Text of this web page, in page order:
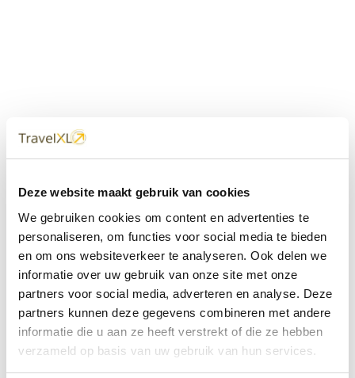
Deze website maakt gebruik van cookies
We gebruiken cookies om content en advertenties te
personaliseren, om functies voor social media te bieden
en om ons websiteverkeer te analyseren. Ook delen we
informatie over uw gebruik van onze site met onze
partners voor social media, adverteren en analyse. Deze
partners kunnen deze gegevens combineren met andere
informatie die u aan ze heeft verstrekt of die ze hebben
verzameld op basis van uw gebruik van hun services.
dichtbij
Met 60+ verkooppunten in Nederland en België staan wij
met onze XL Travelcenters, mobiele reisadviseurs van
TravelXL@Home en deze website altijd voor uw vakantie
klaar.
• Ontzorgen van A-Z • Onafhankelijk advies • Maatwerk •
Bespaar tijd en stress
TravelXLreisbureau's